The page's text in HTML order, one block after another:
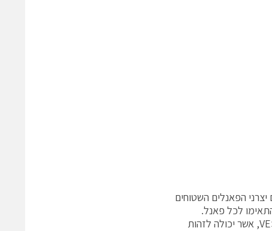
הפאנלים השטוחים
לכל פאנל.
הכרטיסים החדשים כוללים טכנולוגיית זיהוי ממשק המבוססת על VESA EDID 1.3, אשר יכולה לזהות